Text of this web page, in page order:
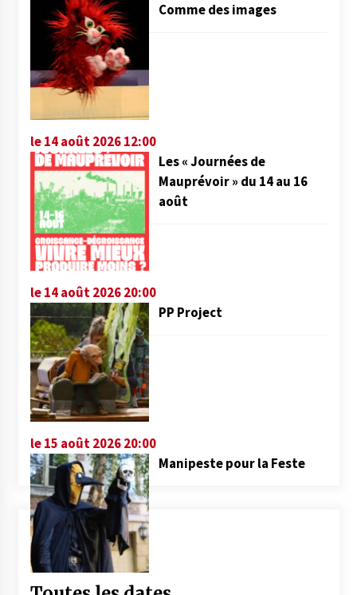
Comme des images
le 14 août 2026 12:00
Les « Journées de
Mauprévoir » du 14 au 16
août
le 14 août 2026 20:00
PP Project
le 15 août 2026 20:00
Manipeste pour la Feste